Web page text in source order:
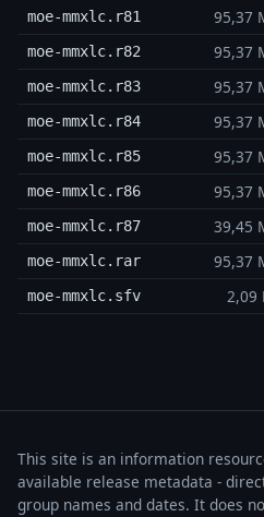
moe-mmxlc.r81 95,37
moe-mmxlc.r82 95,37
moe-mmxlc.r83 95,37
moe-mmxlc.r84 95,37
moe-mmxlc.r85 95,37
moe-mmxlc.r86 95,37
moe-mmxlc.r87 39,45
moe-mmxlc.rar 95,37
moe-mmxlc.sfv 2,09
This site is an information
available release metadata -
group names and dates. It does